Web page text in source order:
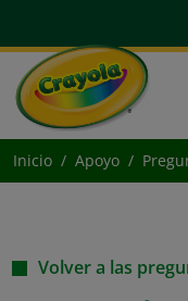
Inicio Apoyo
Volver a las